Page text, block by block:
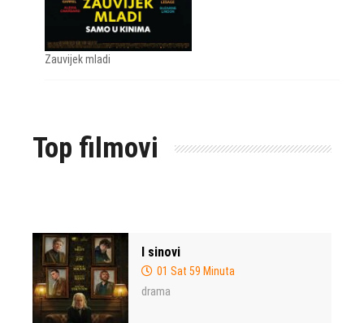
Zauvijek mladi
Top filmovi
I sinovi
01 Sat 59 Minuta
drama